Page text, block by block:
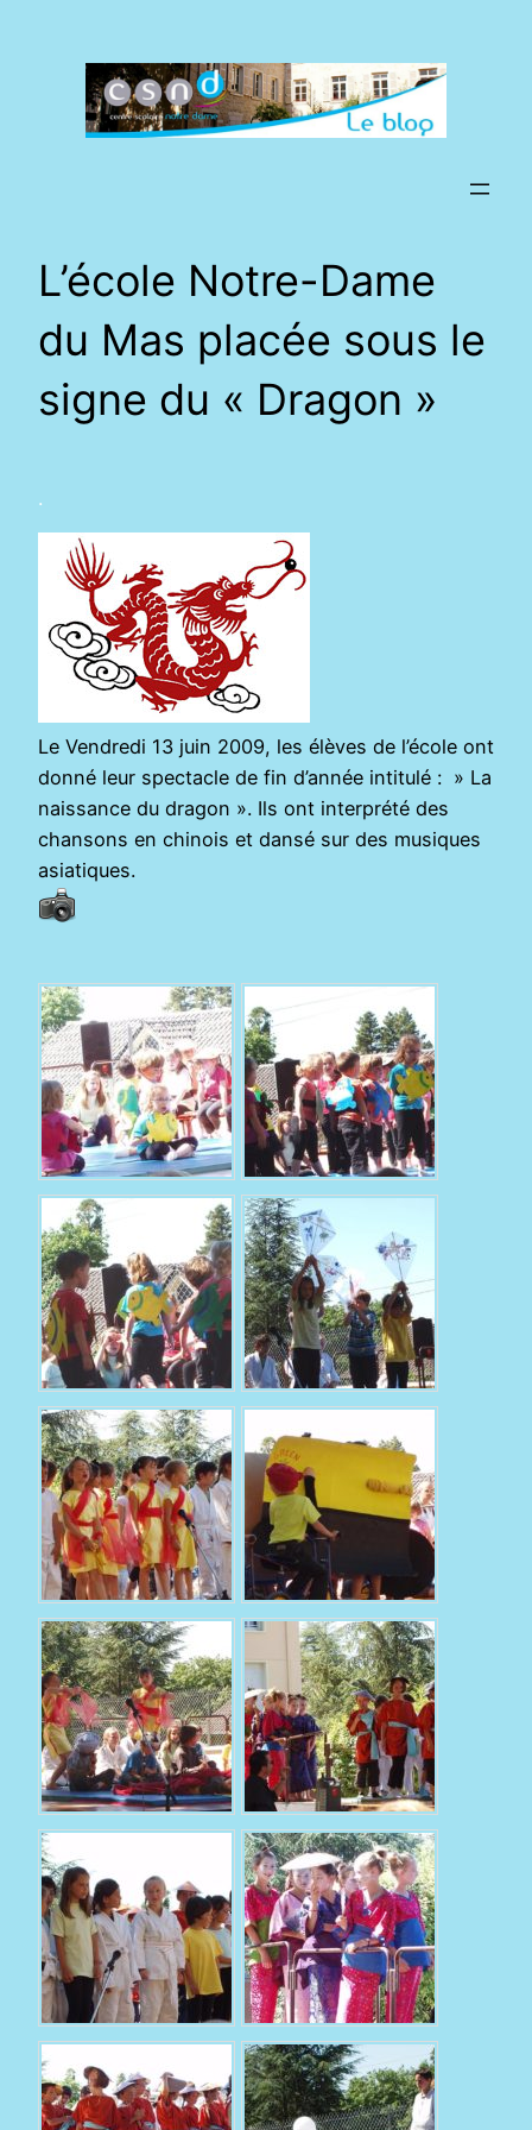
L’école Notre-Dame
du Mas placée sous le
signe du « Dragon »
.
Le Vendredi 13 juin 2009, les élèves de l’école ont
donné leur spectacle de fin d’année intitulé : » La
naissance du dragon ». Ils ont interprété des
chansons en chinois et dansé sur des musiques
asiatiques.